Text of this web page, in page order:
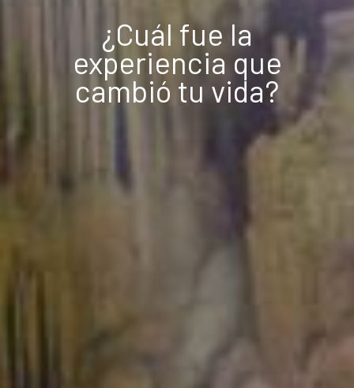
¿Cuál fue la
experiencia que
cambió tu vida?